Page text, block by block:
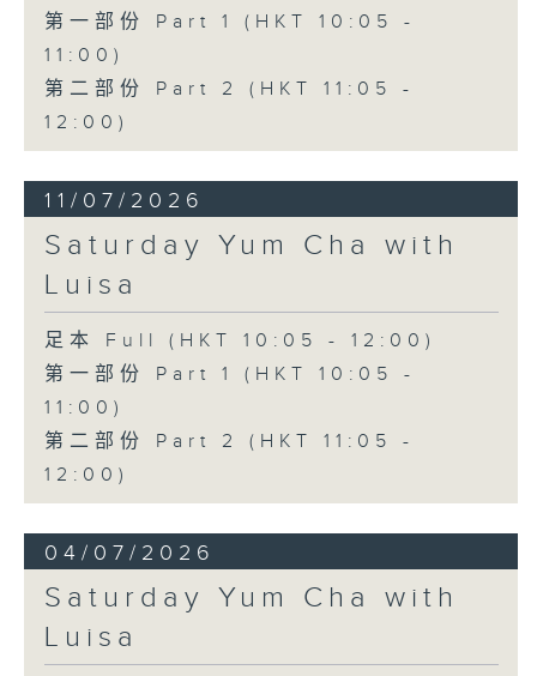
第一部份 Part 1 (HKT 10:05 -
11:00)
第二部份 Part 2 (HKT 11:05 -
12:00)
11/07/2026
Saturday Yum Cha with
Luisa
足本 Full (HKT 10:05 - 12:00)
第一部份 Part 1 (HKT 10:05 -
11:00)
第二部份 Part 2 (HKT 11:05 -
12:00)
04/07/2026
Saturday Yum Cha with
Luisa